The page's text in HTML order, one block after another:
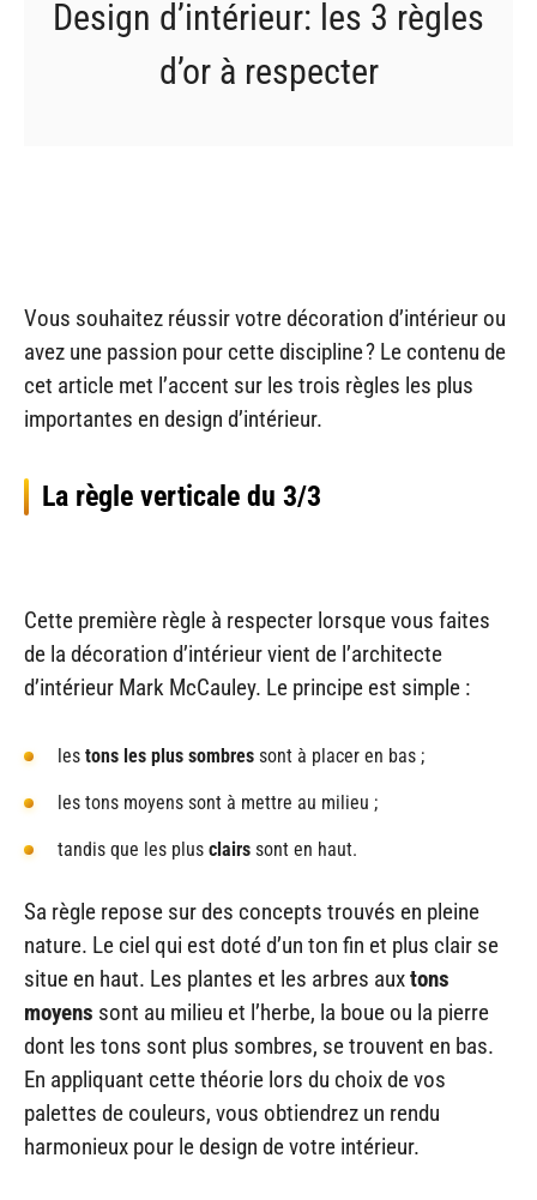
Design d’intérieur: les 3 règles
d’or à respecter
Vous souhaitez réussir votre décoration d’intérieur ou
avez une passion pour cette discipline ? Le contenu de
cet article met l’accent sur les trois règles les plus
importantes en design d’intérieur.
La règle verticale du 3/3
Cette première règle à respecter lorsque vous faites
de la décoration d’intérieur vient de l’architecte
d’intérieur Mark McCauley. Le principe est simple :
les tons les plus sombres sont à placer en bas ;
les tons moyens sont à mettre au milieu ;
tandis que les plus clairs sont en haut.
Sa règle repose sur des concepts trouvés en pleine
nature. Le ciel qui est doté d’un ton fin et plus clair se
situe en haut. Les plantes et les arbres auxtons
moyens sont au milieu et l’herbe, la boue ou la pierre
dont les tons sont plus sombres, se trouvent en bas.
En appliquant cette théorie lors du choix de vos
palettes de couleurs, vous obtiendrez un rendu
harmonieux pour le design de votre intérieur.